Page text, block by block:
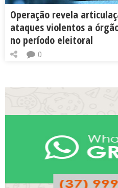
Operação revela
ataques violentos a
no período eleitoral
0